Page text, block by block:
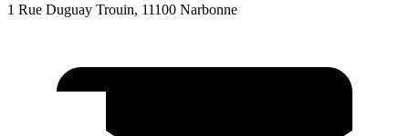
1 Rue Duguay Trouin, 11100 Narbonne